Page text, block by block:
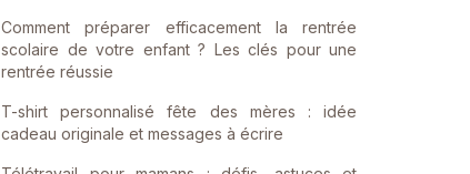
Comment préparer efficacement la rentrée
scolaire de votre enfant ? Les clés pour une
rentrée réussie
T-shirt personnalisé fête des mères : idée
cadeau originale et messages à écrire